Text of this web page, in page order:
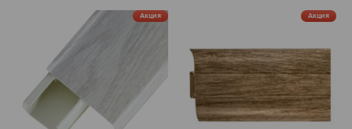
Акция Акция